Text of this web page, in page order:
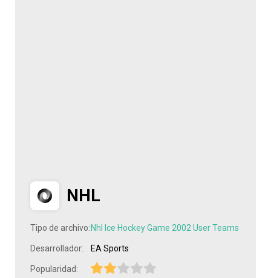
NHL
Tipo de archivo: Nhl Ice Hockey Game 2002 User Teams
Desarrollador: EA Sports
Popularidad: